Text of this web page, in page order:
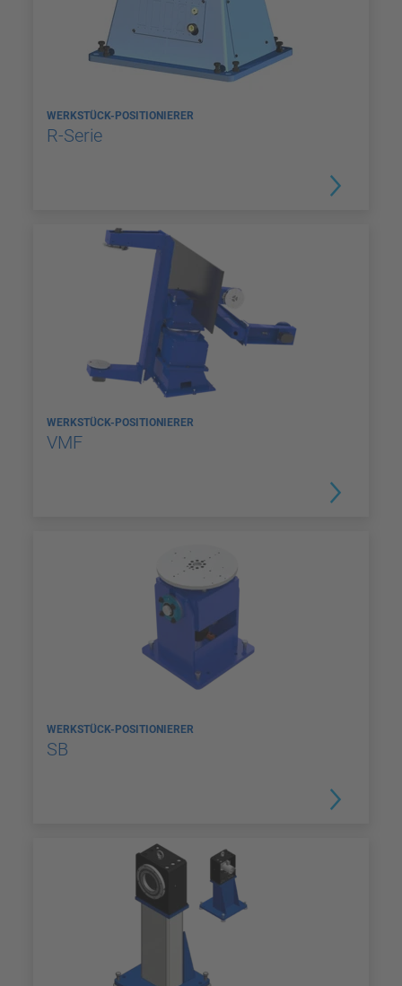
WERKSTÜCK-POSITIONIERER
R-Serie
WERKSTÜCK-POSITIONIERER
VMF
WERKSTÜCK-POSITIONIERER
SB